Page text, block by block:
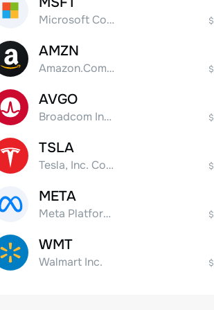
Microsoft Corp
AMZN
Amazon.Com Inc
AVGO
Broadcom Inc. Common Stock
TSLA
Tesla, Inc. Common Stock
META
Meta Platforms, Inc. Class A Common Stock
WMT
Walmart Inc.